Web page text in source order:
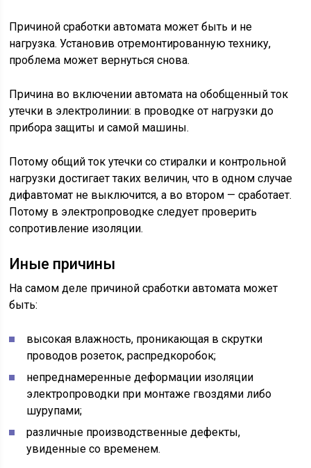
Причиной сработки автомата может быть и не
нагрузка. Установив отремонтированную технику,
проблема может вернуться снова.
Причина во включении автомата на обобщенный ток
утечки в электролинии: в проводке от нагрузки до
прибора защиты и самой машины.
Потому общий ток утечки со стиралки и контрольной
нагрузки достигает таких величин, что в одном случае
дифавтомат не выключится, а во втором — сработает.
Потому в электропроводке следует проверить
сопротивление изоляции.
Иные причины
На самом деле причиной сработки автомата может
быть:
высокая влажность, проникающая в скрутки
проводов розеток, распредкоробок;
непреднамеренные деформации изоляции
электропроводки при монтаже гвоздями либо
шурупами;
различные производственные дефекты,
увиденные со временем.